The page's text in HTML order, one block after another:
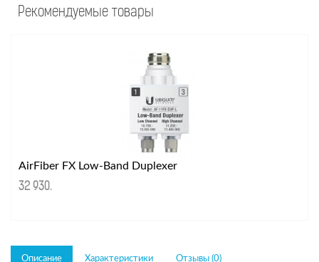
Рекомендуемые товары
AirFiber FX Low-Band Duplexer
32 930.
Описание Характеристики Отзывы (0)